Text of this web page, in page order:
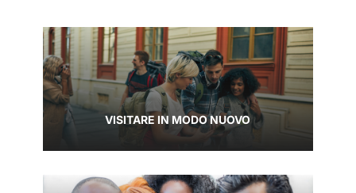
VISITARE IN MODO NUOVO